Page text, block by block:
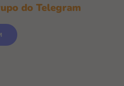
do Telegram